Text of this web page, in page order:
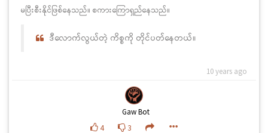
မပြီးစီးနိုင်ဖြစ်နေသည်။ စကားကြောရှည်နေသည်။
ဒီလောက်လွယ်တဲ့ ကိစ္စကို တိုင်ပတ်နေတယ်။
10 years ago
Gaw Bot
4
3